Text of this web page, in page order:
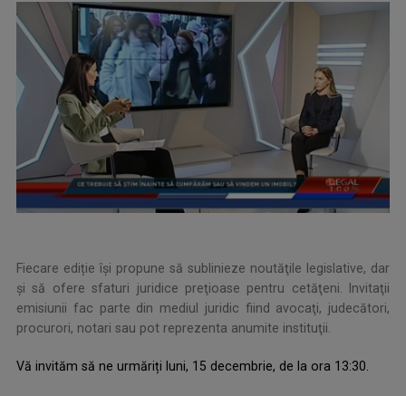
Fiecare ediție îşi propune să sublinieze noutăţile legislative, dar
şi să ofere sfaturi juridice preţioase pentru cetăţeni. Invitaţii
emisiunii fac parte din mediul juridic fiind avocaţi, judecători,
procurori, notari sau pot reprezenta anumite instituţii.
Vă invităm să ne urmăriți luni, 15 decembrie, de la ora 13:30.